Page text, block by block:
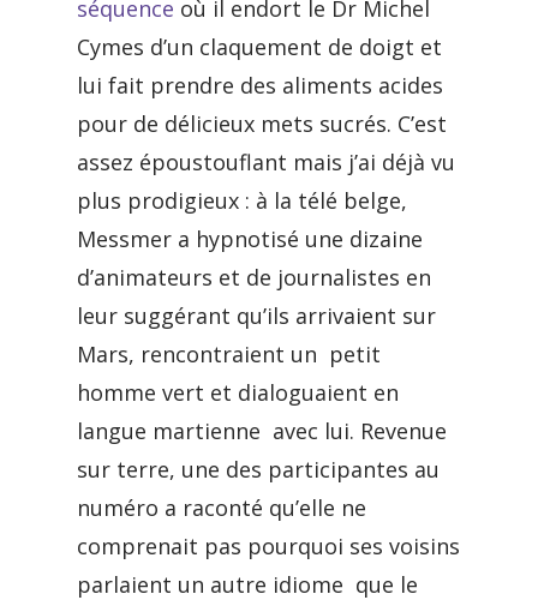
séquence où il endort le Dr Michel
Cymes d’un claquement de doigt et
lui fait prendre des aliments acides
pour de délicieux mets sucrés. C’est
assez époustouflant mais j’ai déjà vu
plus prodigieux : à la télé belge,
Messmer a hypnotisé une dizaine
d’animateurs et de journalistes en
leur suggérant qu’ils arrivaient sur
Mars, rencontraient un petit
homme vert et dialoguaient en
langue martienne avec lui. Revenue
sur terre, une des participantes au
numéro a raconté qu’elle ne
comprenait pas pourquoi ses voisins
parlaient un autre idiome que le